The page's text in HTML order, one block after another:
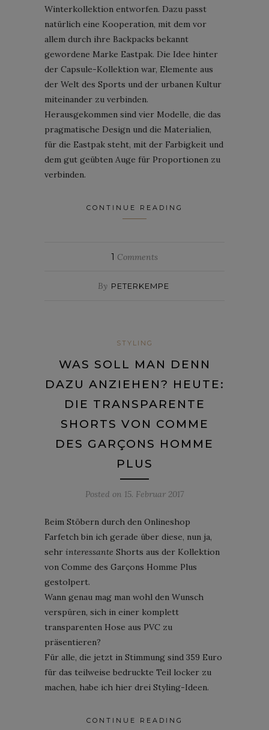
Winterkollektion entworfen. Dazu passt
natürlich eine Kooperation, mit dem vor
allem durch ihre Backpacks bekannt
gewordene Marke Eastpak. Die Idee hinter
der Capsule-Kollektion war, Elemente aus
der Welt des Sports und der urbanen Kultur
miteinander zu verbinden.
Herausgekommen sind vier Modelle, die das
pragmatische Design und die Materialien,
für die Eastpak steht, mit der Farbigkeit und
dem gut geübten Auge für Proportionen zu
verbinden.
CONTINUE READING
1 Comments
By PETERKEMPE
STYLING
WAS SOLL MAN DENN
DAZU ANZIEHEN? HEUTE:
DIE TRANSPARENTE
SHORTS VON COMME
DES GARÇONS HOMME
PLUS
Posted on 15. Februar 2017
Beim Stöbern durch den Onlineshop
Farfetch bin ich gerade über diese, nun ja,
sehr interessante Shorts aus der Kollektion
von Comme des Garçons Homme Plus
gestolpert.
Wann genau mag man wohl den Wunsch
verspüren, sich in einer komplett
transparenten Hose aus PVC zu
präsentieren?
Für alle, die jetzt in Stimmung sind 359 Euro
für das teilweise bedruckte Teil locker zu
machen, habe ich hier drei Styling-Ideen.
CONTINUE READING